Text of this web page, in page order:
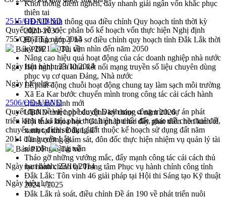
Khơi thông điểm nghẽn, đẩy nhanh giải ngân vốn khắc phục
thiên tai
HĐND tỉnh thông qua điều chỉnh Quy hoạch tỉnh thời kỳ
2021-2030
Hội thảo góp ý hồ sơ điều chỉnh quy hoạch tỉnh Đắk Lắk thời
kỳ 2021-2030, tầm nhìn đến năm 2050
Nâng cao hiệu quả hoạt động của các doanh nghiệp nhà nước
Hội nghị triển khai kết nối mạng truyền số liệu chuyên dùng
phục vụ cơ quan Đảng, Nhà nước
Lễ phát động chuỗi hoạt động chung tay làm sạch môi trường
Xã Ea Kar bước chuyển mình trong công tác cải cách hành
chính mô hình mới
UBND tỉnh họp báo định kỳ tháng 4 năm 2026
Hội thảo khoa học “Giải pháp thúc đẩy phát triển nền kinh tế
xanh tại tỉnh Đắk Lắk”
Tăng cường giám sát, đôn đốc thực hiện nhiệm vụ quản lý tài
sản công hàng tuần
Tháo gỡ những vướng mắc, đẩy mạnh công tác cải cách thủ
tục hành chính tại Trung tâm Phục vụ hành chính công tỉnh
Đắk Lắk: Tôn vinh 46 giải pháp tại Hội thi Sáng tạo Kỹ thuật
2024 - 2025
Đắk Lắk rà soát, điều chỉnh Đề án 190 về phát triển nuôi
2515/QĐ-UBND
Quyết định về việc phân bổ kế hoạch vốn thực hiện Nghị định
755/QĐ-TTg năm 2014
Bản PDF
Tải về
Ngày ban hành:23/10/2014
Ngày hiệu lực:
2506/QĐ-UBND
Quyết định về việc phê duyệt Danh mục công trình dự án phát
triển kinh tế xã hội phải thực hiện thu hồi đất, giao đất cho thuê đất,
chuyển mục đích sử dụng đất thuộc kế hoạch sử dụng đất năm
2014 của huyện Lắk
Bản PDF
Tải về
Ngày ban hành:23/10/2014
Ngày hiệu lực: